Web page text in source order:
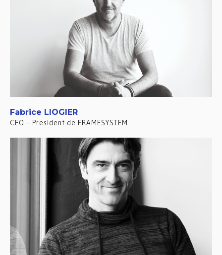
Fabrice LIOGIER
CEO – President de FRAMESYSTEM